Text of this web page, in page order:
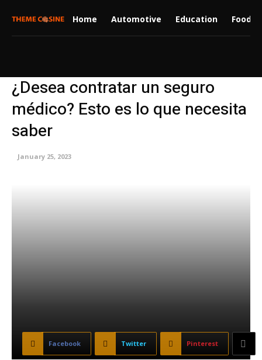
Home Automotive Education Food
¿Desea contratar un seguro
médico? Esto es lo que necesita
saber
January 25, 2023
Facebook Twitter Pinterest